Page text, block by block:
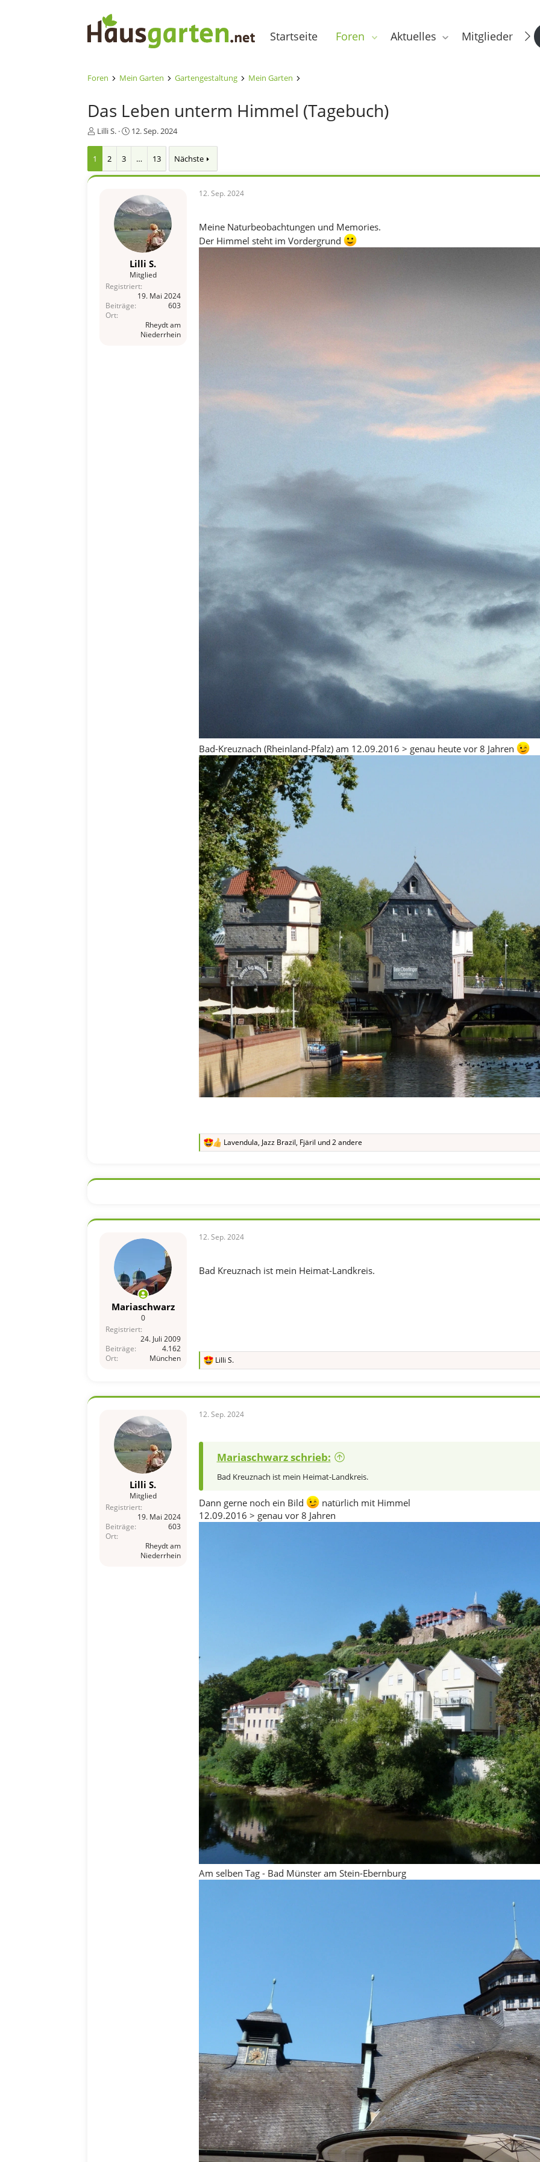
Startseite Foren Aktuelles Mitglieder
Foren Mein Garten Gartengestaltung Mein Garten
Das Leben unterm Himmel (Tagebuch)
E
e
Lilli S.
E
e
l
t
a
m
12. Sep. 2024
1 2 3 … 13 Nächste
Lilli S.
Mitglied
Registriert
19. Mai 2024
Beiträge
603
Ort
Rheydt am
Niederrhein
12. Sep. 2024
Meine Naturbeobachtungen und Memories.
Der Himmel steht im Vordergrund
Bad-Kreuznach (Rheinland-Pfalz) am 12.09.2016 > genau heute vor 8 Jahren
R
e
n
:
Lavendula, Jazz Brazil, Fjäril und 2 andere
Mariaschwarz
0
Registriert
24. Juli 2009
Beiträge
4.162
Ort
München
12. Sep. 2024
Bad Kreuznach ist mein Heimat-Landkreis.
R
i
e
Lilli S.
Lilli S.
Mitglied
Registriert
19. Mai 2024
Beiträge
603
Ort
Rheydt am
Niederrhein
12. Sep. 2024
Mariaschwarz schrieb:
Bad Kreuznach ist mein Heimat-Landkreis.
Dann gerne noch ein Bild
natürlich mit Himmel
12.09.2016 > genau vor 8 Jahren
Am selben Tag - Bad Münster am Stein-Ebernburg